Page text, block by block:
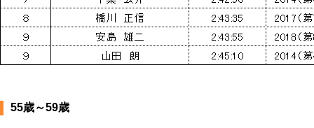
55歳～59歳